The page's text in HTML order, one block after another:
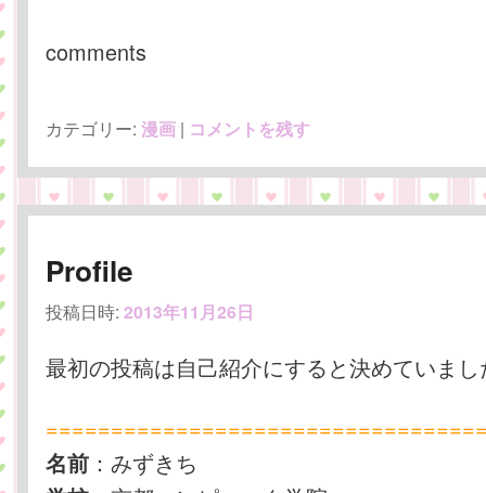
comments
カテゴリー: 漫画 | コメントを残す
Profile
投稿日時:2013年11月26日
最初の投稿は自己紹介にすると決めていまし
名前 ：みずきち